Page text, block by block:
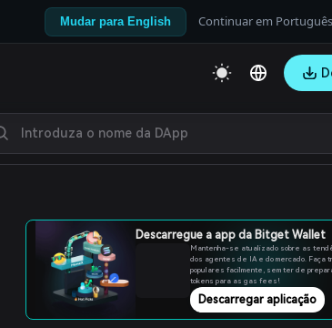
Mudar para English Continuar em
Descarregue a app da Bitget Wallet
Mantenha-se atualizado sobre as
dos agentes de IA e do mercado. Faça
populares facilmente, sem ter de
tokens para as gas fees!
Descarregar aplicação